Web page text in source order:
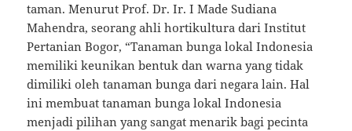
taman. Menurut Prof. Dr. Ir. I Made Sudiana
Mahendra, seorang ahli hortikultura dari Institut
Pertanian Bogor, “Tanaman bunga lokal Indonesia
memiliki keunikan bentuk dan warna yang tidak
dimiliki oleh tanaman bunga dari negara lain. Hal
ini membuat tanaman bunga lokal Indonesia
menjadi pilihan yang sangat menarik bagi pecinta